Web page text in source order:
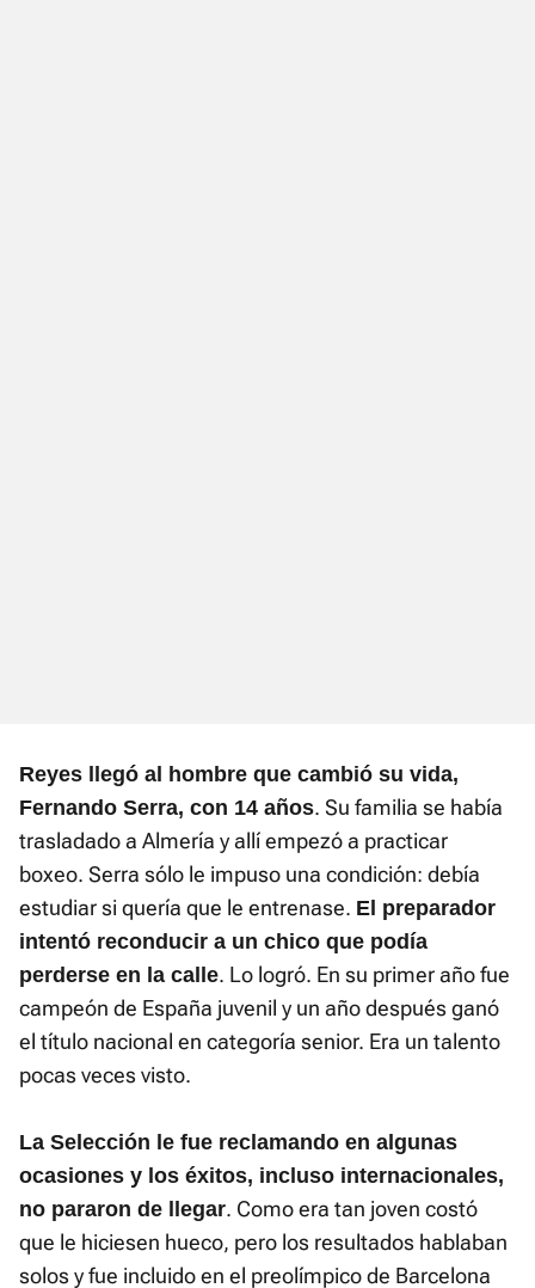
Reyes llegó al hombre que cambió su vida,
Fernando Serra, con 14 años. Su familia se había
trasladado a Almería y allí empezó a practicar
boxeo. Serra sólo le impuso una condición: debía
estudiar si quería que le entrenase. El preparador
intentó reconducir a un chico que podía
perderse en la calle. Lo logró. En su primer año fue
campeón de España juvenil y un año después ganó
el título nacional en categoría senior. Era un talento
pocas veces visto.
La Selección le fue reclamando en algunas
ocasiones y los éxitos, incluso internacionales,
no pararon de llegar. Como era tan joven costó
que le hiciesen hueco, pero los resultados hablaban
solos y fue incluido en el preolímpico de Barcelona